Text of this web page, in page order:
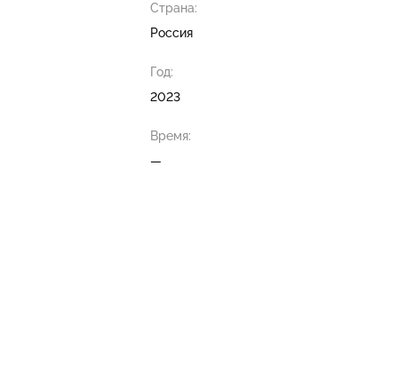
Страна:
Россия
Год:
2023
Время:
—